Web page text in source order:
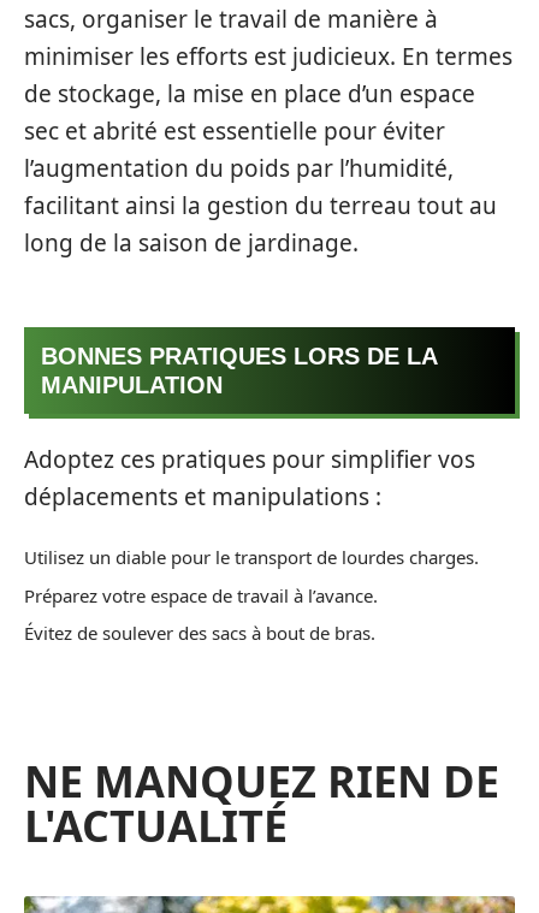
sacs, organiser le travail de manière à
minimiser les efforts est judicieux. En termes
de stockage, la mise en place d’un espace
sec et abrité est essentielle pour éviter
l’augmentation du poids par l’humidité,
facilitant ainsi la gestion du terreau tout au
long de la saison de jardinage.
BONNES PRATIQUES LORS DE LA
MANIPULATION
Adoptez ces pratiques pour simplifier vos
déplacements et manipulations :
Utilisez un diable pour le transport de lourdes charges.
Préparez votre espace de travail à l’avance.
Évitez de soulever des sacs à bout de bras.
NE MANQUEZ RIEN DE
L'ACTUALITÉ